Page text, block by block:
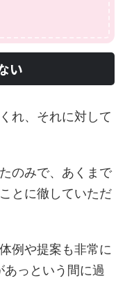
い
れ、それに対して
のみで、あくまで
とに徹していただ
例や提案も非常に
っという間に過